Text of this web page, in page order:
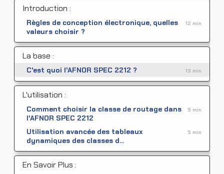
Introduction :
Règles de conception électronique, quelles
valeurs choisir ?
12 min
La base :
C'est quoi l'AFNOR SPEC 2212 ? 13 min
L'utilisation :
Comment choisir la classe de routage dans
l'AFNOR SPEC 2212
5 min
Utilisation avancée des tableaux
dynamiques des classes d...
5 min
En Savoir Plus :